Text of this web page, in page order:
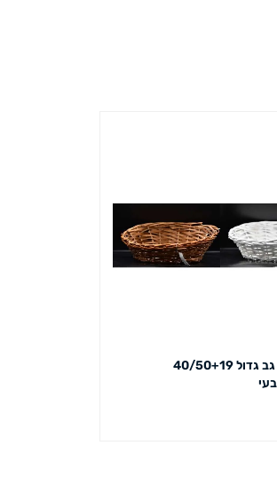
סלסלה קש גב גדול 40/50+19